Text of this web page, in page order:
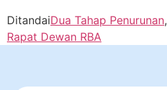
DitandaiDua Tahap Penurunan,
Rapat Dewan RBA